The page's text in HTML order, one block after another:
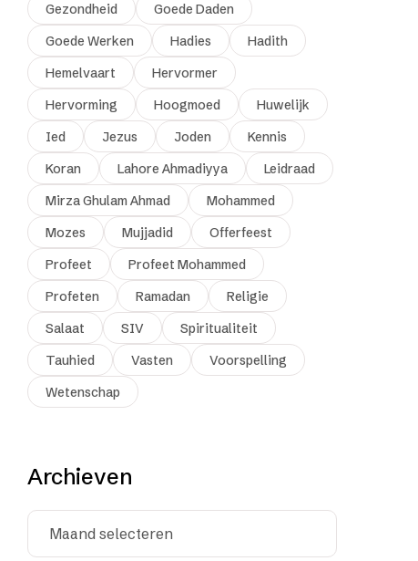
Gezondheid
Goede Daden
Goede Werken
Hadies
Hadith
Hemelvaart
Hervormer
Hervorming
Hoogmoed
Huwelijk
Ied
Jezus Joden
Kennis
Koran
Lahore Ahmadiyya
Leidraad
Mirza Ghulam Ahmad
Mohammed
Mozes
Mujjadid
Offerfeest
Profeet
Profeet Mohammed
Profeten
Ramadan
Religie
Salaat
SIV
Spiritualiteit
Tauhied
Vasten
Voorspelling
Wetenschap
Archieven